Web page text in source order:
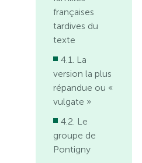
françaises
tardives du
texte
4.1. La
version la plus
répandue ou «
vulgate »
4.2. Le
groupe de
Pontigny